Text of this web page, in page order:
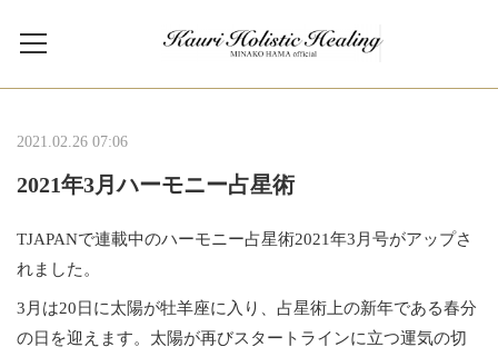
2021.02.26 07:06
2021年3月ハーモニー占星術
TJAPANで連載中のハーモニー占星術2021年3月号がアップさ
れました。
3月は20日に太陽が牡羊座に入り、占星術上の新年である春分
の日を迎えます。太陽が再びスタートラインに立つ運気の切